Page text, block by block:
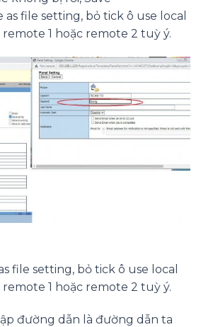
as file setting, bỏ tick ô use local
1 hoặc remote 2 tuỳ ý.
file setting, bỏ tick ô use local
1 hoặc remote 2 tuỳ ý.
đường dẫn là đường dẫn ta